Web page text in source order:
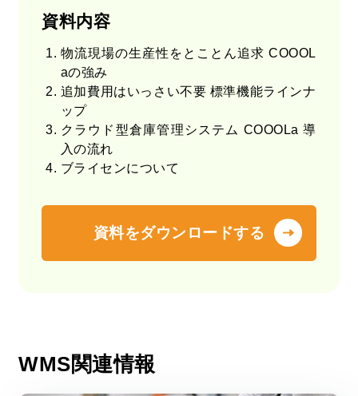
資料内容
物流現場の生産性をとことん追求 COOOL
aの強み
追加費用はいっさい不要 標準機能ラインナ
ップ
クラウド型倉庫管理システム COOOLa 導
入の流れ
ブライセンについて
資料をダウンロードする
WMS関連情報